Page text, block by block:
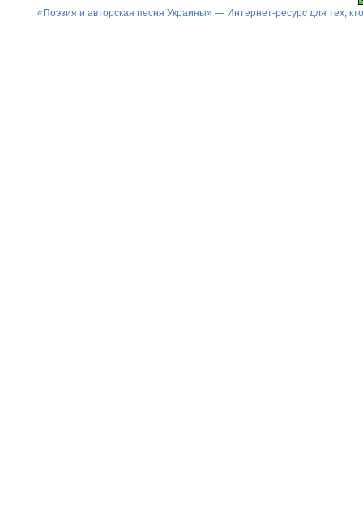
«Поэзия и авторская песня Украины» — Интернет-ресурс для тех,